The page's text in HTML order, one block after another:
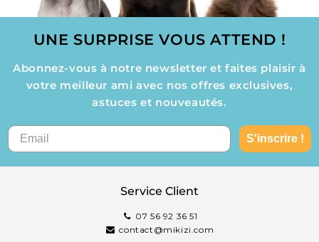
UNE SURPRISE VOUS ATTEND !
Abonnez-vous à notre newsletter et faites plaisir à
votre meilleur ami avec nos offres exclusives,
astuces et nouveautés.
S'inscrire !
Service Client
07 56 92 36 51
contact@mikizi.com